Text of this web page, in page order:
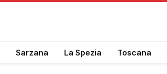
Sarzana La Spezia Toscana